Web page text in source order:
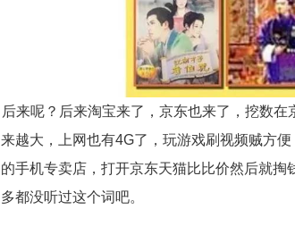
后来呢？后来淘宝来了，京东也来了，挖数
来越大，上网也有4G了，玩游戏刷视频贼方
的手机专卖店，打开京东天猫比比价然后就
多都没听过这个词吧。